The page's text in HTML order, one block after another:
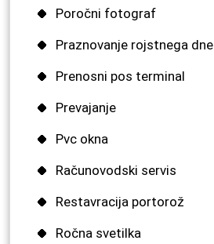
Poročni fotograf
Praznovanje rojstnega dne
Prenosni pos terminal
Prevajanje
Pvc okna
Računovodski servis
Restavracija portorož
Ročna svetilka